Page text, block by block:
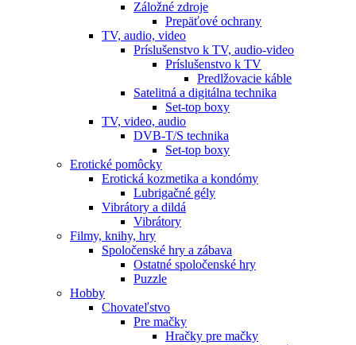
Záložné zdroje
Prepäťové ochrany
TV, audio, video
Príslušenstvo k TV, audio-video
Príslušenstvo k TV
Predlžovacie káble
Satelitná a digitálna technika
Set-top boxy
TV, video, audio
DVB-T/S technika
Set-top boxy
Erotické pomôcky
Erotická kozmetika a kondómy
Lubrigačné gély
Vibrátory a dildá
Vibrátory
Filmy, knihy, hry
Spoločenské hry a zábava
Ostatné spoločenské hry
Puzzle
Hobby
Chovateľstvo
Pre mačky
Hračky pre mačky